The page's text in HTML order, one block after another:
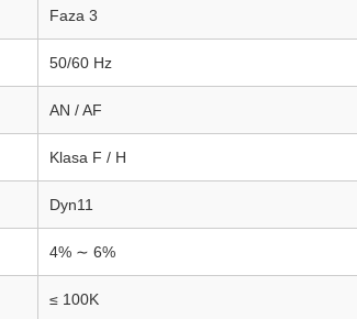
Faza 3
50/60 Hz
AN / AF
Klasa F / H
Dyn11
4% ∼ 6%
≤ 100K